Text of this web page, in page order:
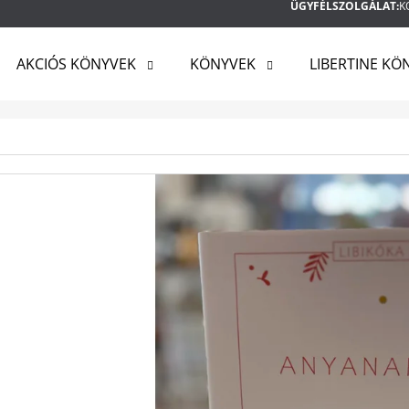
ÜGYFÉLSZOLGÁLAT:
AKCIÓS KÖNYVEK KÖNYVEK LIBERTINE
KERESÉS
AJÁNLJUK